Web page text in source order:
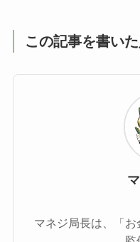
この記事を書いた
マネジ局長は、「